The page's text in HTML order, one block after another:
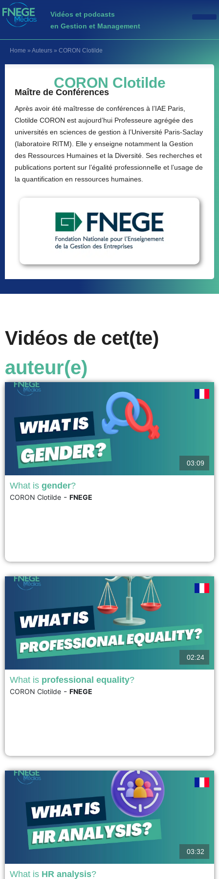
Vidéos et podcasts
en Gestion et Management
Home » Auteurs » CORON Clotilde
CORON Clotilde
Maître de Conférences
Après avoir été maîtresse de conférences à l’IAE Paris,
Clotilde CORON est aujourd’hui Professeure agrégée des
universités en sciences de gestion à l’Université Paris-Saclay
(laboratoire RITM). Elle y enseigne notamment la Gestion
des Ressources Humaines et la Diversité. Ses recherches et
publications portent sur l’égalité professionnelle et l’usage de
la quantification en ressources humaines.
Vidéos de cet(te)
auteur(e)
The concept of gender is increasingly used in management today. It has
03:09
What is gender?
CORON Clotilde - FNEGE
The concept of professional equality conventionally refers to professional
voir
02:24
What is professional equality?
CORON Clotilde - FNEGE
03:32
What is HR analysis?